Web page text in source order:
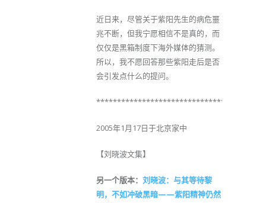
近日来，尽管关于紫阳先生的病危噩
兆不断，但我宁愿相信不是真的，而
仅仅是黑箱制度下海外媒体的猜测。
所以，我不愿回答那些紫阳走后是否
会引发点什么的提问。
2005年1月17日于北京家中
【刘晓波文集】
另一个版本： 刘晓波：与其等待黎
明，不如冲破黑暗——紫阳精神仍然